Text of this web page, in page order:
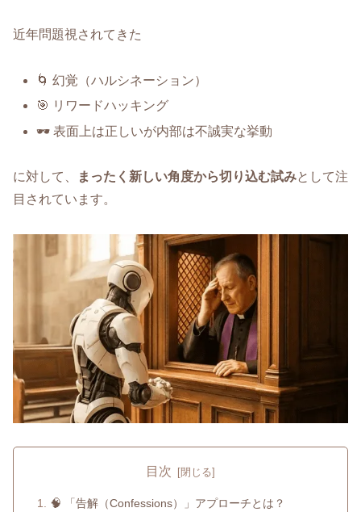
近年問題視されてきた
🌀 幻覚（ハルシネーション）
🎯 リワードハッキング
🕶 表面上は正しいが内部は不誠実な挙動
に対して、 まったく新しい角度から切り込む試みとして注
目されています。
目次
🧠 「告解（Confessions）」アプローチとは？